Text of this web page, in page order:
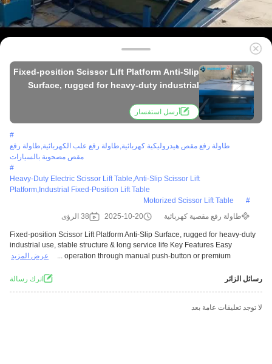
Fixed-position Scissor Lift Platform Anti-Slip
Surface, rugged for heavy-duty industrial
أرسل استفسار
#
طاولة رفع مقص هيدروليكية كهربائية,طاولة رفع علب الكهربائية,طاولة رفع
مقص مصحوبة بالسيارات
#
Heavy-Duty Electric Scissor Lift Table,anti-Slip Scissor Lift
Platform,industrial Fixed-Position Lift Table
#
Motorized Scissor Lift Table
طاولة رفع مقصية كهربائية
2025-10-20 38 الرؤى
Fixed-position Scissor Lift Platform Anti-Slip Surface, rugged for heavy-duty
industrial use, stable structure & long service life Key Features Easy
operation through manual push-button or premium ...
عرض المزيد
رسائل الزائر اترك رسالة
لا توجد تعليقات عامة بعد